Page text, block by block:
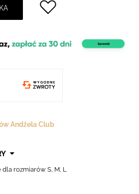
Andżela Club
dla rozmiarów S, M, L